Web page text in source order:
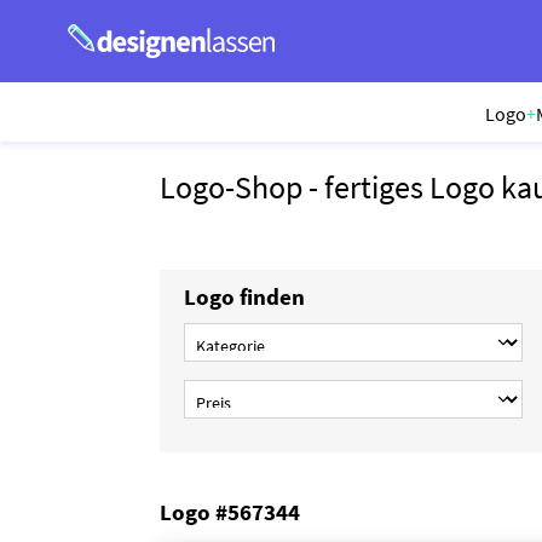
Logo+
Logo-Shop - fertiges Logo
Logo finden
Logo #567344